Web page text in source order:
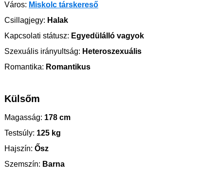
Város: Miskolc társkereső
Csillagjegy: Halak
Kapcsolati státusz: Egyedülálló vagyok
Szexuális irányultság: Heteroszexuális
Romantika: Romantikus
Külsőm
Magasság: 178 cm
Testsúly: 125 kg
Hajszín: Ősz
Szemszín: Barna